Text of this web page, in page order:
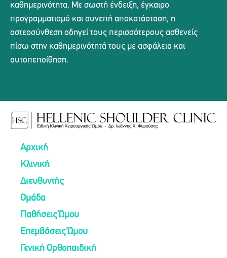
καθημερινότητα. Με σωστή ένδειξη, έγκαιρο
προγραμματισμό και συνεπή αποκατάσταση, η
οστεοσύνθεση οδηγεί τους περισσότερους ασθενείς
πίσω στην καθημερινότητά τους με ασφάλεια και
αυτοπεποίθηση.
Αρχική
Κλινική
Διευθυντής
Ομάδα
Παθήσεις Ώμου
Επεμβάσεις Ώμου
Γενική Ορθοπαιδική